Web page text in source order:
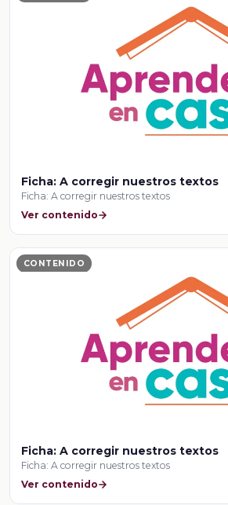
Ficha: A corregir nuestros textos
Ficha: A corregir nuestros textos
Ver contenido
CONTENIDO
Ficha: A corregir nuestros textos
Ficha: A corregir nuestros textos
Ver contenido